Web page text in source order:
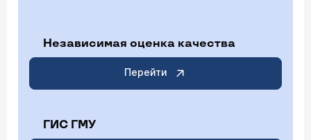
Независимая оценка качества
Перейти
ГИС ГМУ